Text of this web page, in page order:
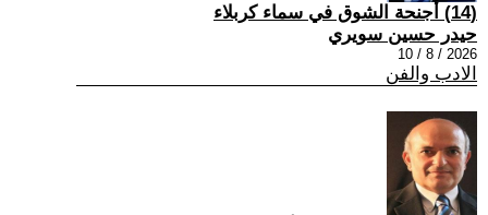
(14) أجنحة الشوق في سماء كربلاء
حيدر حسين سويري
2026 / 8 / 10
الادب والفن